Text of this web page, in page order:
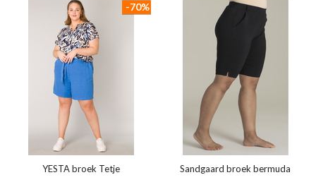
YESTA broek Tetje
-70%
Sandgaard broek bermuda